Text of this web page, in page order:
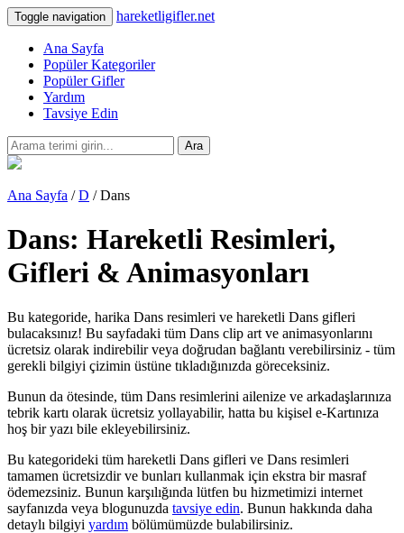
Toggle navigation hareketligifler.net
Ana Sayfa
Popüler Kategoriler
Popüler Gifler
Yardım
Tavsiye Edin
Ara
Ana Sayfa /D / Dans
Dans: Hareketli Resimleri,
Gifleri & Animasyonları
Bu kategoride, harika Dans resimleri ve hareketli Dans gifleri
bulacaksınız! Bu sayfadaki tüm Dans clip art ve animasyonlarını
ücretsiz olarak indirebilir veya doğrudan bağlantı verebilirsiniz - tüm
gerekli bilgiyi çizimin üstüne tıkladığınızda göreceksiniz.
Bunun da ötesinde, tüm Dans resimlerini ailenize ve arkadaşlarınıza
tebrik kartı olarak ücretsiz yollayabilir, hatta bu kişisel e-Kartınıza
hoş bir yazı bile ekleyebilirsiniz.
Bu kategorideki tüm hareketli Dans gifleri ve Dans resimleri
tamamen ücretsizdir ve bunları kullanmak için ekstra bir masraf
ödemezsiniz. Bunun karşılığında lütfen bu hizmetimizi internet
sayfanızda veya blogunuzda tavsiye edin. Bunun hakkında daha
detaylı bilgiyi yardım bölümümüzde bulabilirsiniz.